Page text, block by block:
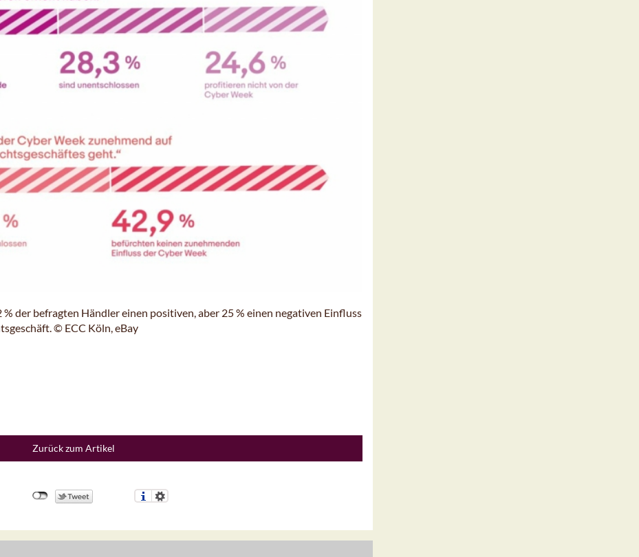
der befragten Händler einen positiven, aber 25 % einen negativen Einfluss
© ECC Köln, eBay
Zurück zum Artikel